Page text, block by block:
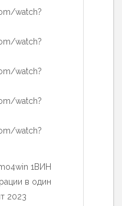
watch?
watch?
watch?
watch?
watch?
1ВИН
в один
2023